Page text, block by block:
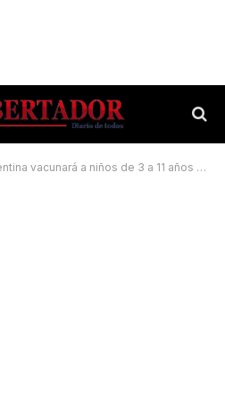
a niños de 3 a 11 años con Sinopharm